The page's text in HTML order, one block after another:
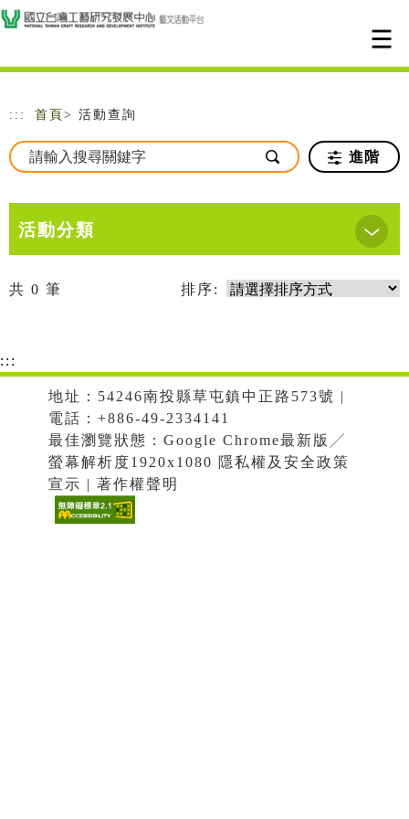
跳到主要內容
網站導覽
::: 首頁 > 活動查詢
進階
活動分類
共 0 筆 排序:
:::
地址：54246南投縣草屯鎮中正路573號 |
電話：+886-49-2334141
最佳瀏覽狀態：Google Chrome最新版╱
螢幕解析度1920x1080 隱私權及安全政策
宣示 | 著作權聲明